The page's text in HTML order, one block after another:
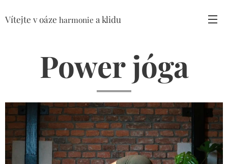
Vítejte v oáze harmonie a klidu
Power jóga